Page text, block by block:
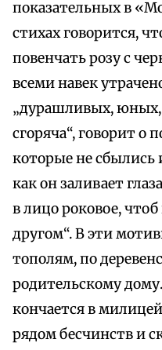
показательных в
стихах говорится,
повенчать розу с
всеми навек
„дурашливых,
сгоряча“, говорит о
которые не сбылись
как он заливает
в лицо роковое,
другом“. В эти
тополям, по
родительскому
кончается в
рядом бесчинств и